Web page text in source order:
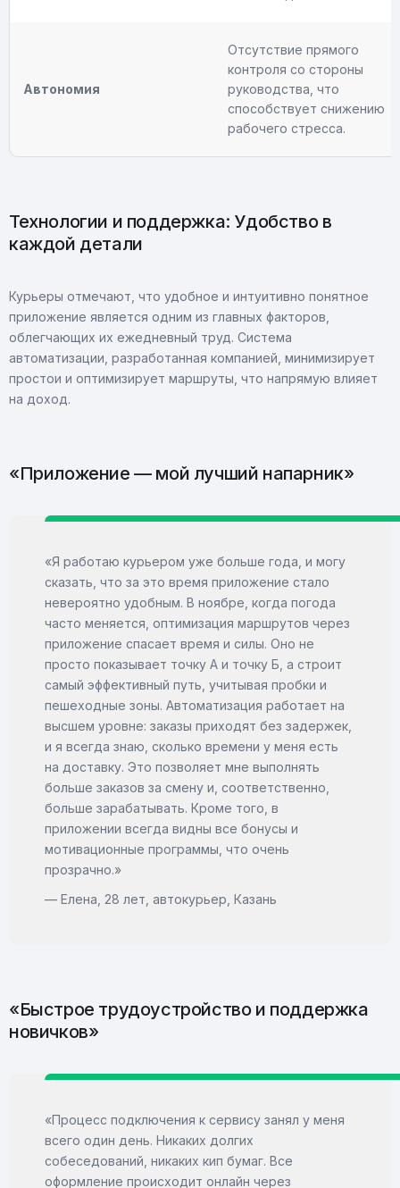
Автономия
Отсутствие прямого
контроля со стороны
руководства, что
способствует снижению
рабочего стресса.
Технологии и поддержка: Удобство в
каждой детали
Курьеры отмечают, что удобное и интуитивно понятное
приложение является одним из главных факторов,
облегчающих их ежедневный труд. Система
автоматизации, разработанная компанией, минимизирует
простои и оптимизирует маршруты, что напрямую влияет
на доход.
«Приложение — мой лучший напарник»
«Я работаю курьером уже больше года, и могу
сказать, что за это время приложение стало
невероятно удобным. В ноябре, когда погода
часто меняется, оптимизация маршрутов через
приложение спасает время и силы. Оно не
просто показывает точку А и точку Б, а строит
самый эффективный путь, учитывая пробки и
пешеходные зоны. Автоматизация работает на
высшем уровне: заказы приходят без задержек,
и я всегда знаю, сколько времени у меня есть
на доставку. Это позволяет мне выполнять
больше заказов за смену и, соответственно,
больше зарабатывать. Кроме того, в
приложении всегда видны все бонусы и
мотивационные программы, что очень
прозрачно.»
— Елена, 28 лет, автокурьер, Казань
«Быстрое трудоустройство и поддержка
новичков»
«Процесс подключения к сервису занял у меня
всего один день. Никаких долгих
собеседований, никаких кип бумаг. Все
оформление происходит онлайн через